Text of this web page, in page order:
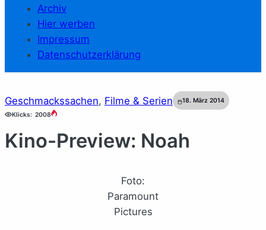
Archiv
Hier werben
Impressum
Datenschutzerklärung
Geschmackssachen, Filme & Serien
18. März 2014
Klicks: 2008
Kino-Preview: Noah
Foto:
Paramount
Pictures